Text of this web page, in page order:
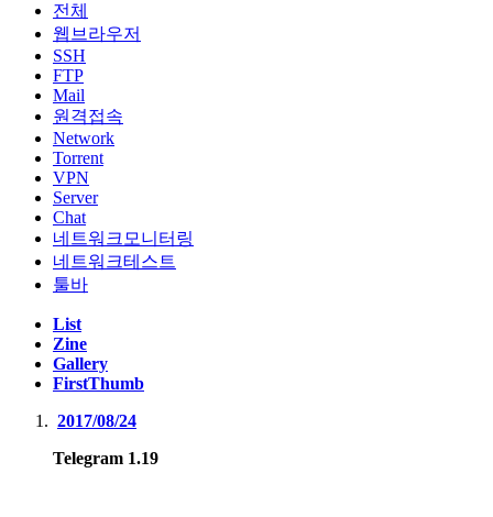
전체
웹브라우저
SSH
FTP
Mail
원격접속
Network
Torrent
VPN
Server
Chat
네트워크모니터링
네트워크테스트
툴바
List
Zine
Gallery
FirstThumb
2017/08/24
Telegram 1.19